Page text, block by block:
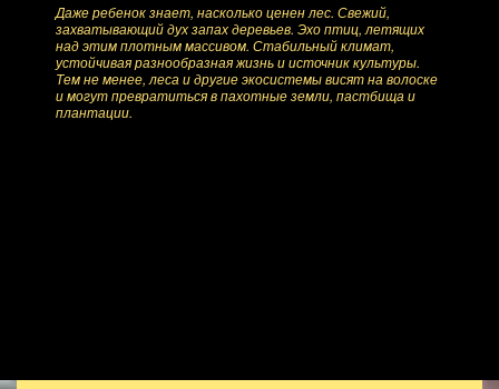
Даже ребенок знает, насколько ценен лес. Свежий,
захватывающий дух запах деревьев. Эхо птиц, летящих
над этим плотным массивом. Стабильный климат,
устойчивая разнообразная жизнь и источник культуры.
Тем не менее, леса и другие экосистемы висят на волоске
и могут превратиться в пахотные земли, пастбища и
плантации.